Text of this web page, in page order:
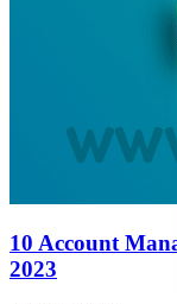
10 Account
2023